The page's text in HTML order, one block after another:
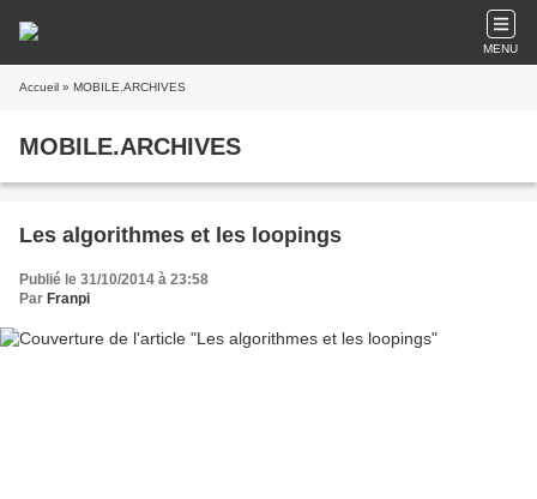
MENU
Accueil » MOBILE.ARCHIVES
MOBILE.ARCHIVES
Les algorithmes et les loopings
Publié le 31/10/2014 à 23:58
Par Franpi